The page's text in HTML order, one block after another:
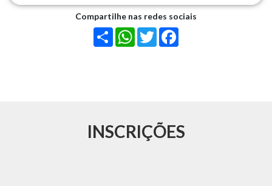
Compartilhe nas redes sociais
Share WhatsApp
Twitter
INSCRIÇÕES